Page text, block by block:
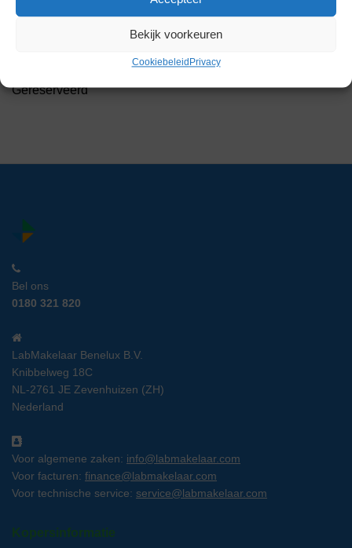
Bekijk voorkeuren
Cookiebeleid Privacy
LM 12573
Gereserveerd
Bel ons
0180 321 820
LabMakelaar Benelux B.V.
Knibbelweg 18C
NL-2761 JE Zevenhuizen (ZH)
Nederland
Voor algemene zaken: info@labmakelaar.com
Voor facturen: finance@labmakelaar.com
Voor technische service: service@labmakelaar.com
Kopersinformatie